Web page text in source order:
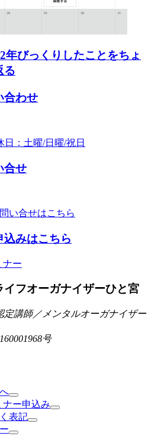
年びっくりしたことをちょ
る
合わせ
日：土曜/日曜/祝日
合せ
い合せはこちら
みはこちら
ナー
定講師／メンタルオーガナイザー
号
ー申込み
表記